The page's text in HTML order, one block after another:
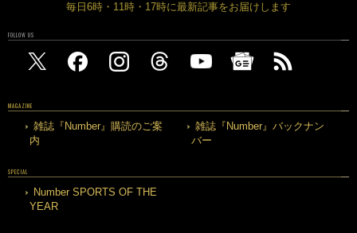
毎日6時・11時・17時に最新記事をお届けします
FOLLOW US
MAGAZINE
雑誌『Number』購読のご案
内
雑誌『Number』バックナン
バー
SPECIAL
Number SPORTS OF THE
YEAR